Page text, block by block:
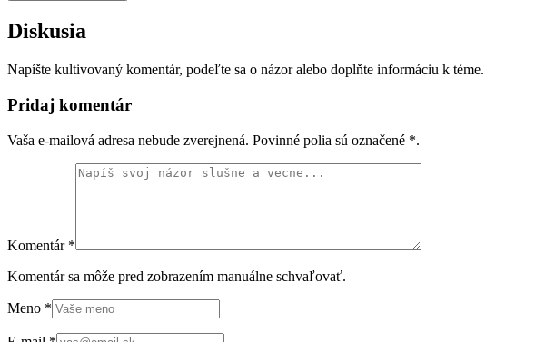
Diskusia
Napíšte kultivovaný komentár, podeľte sa o názor alebo doplňte informáciu k téme.
Pridaj komentár
Vaša e-mailová adresa nebude zverejnená. Povinné polia sú označené *.
Komentár *
Komentár sa môže pred zobrazením manuálne schvaľovať.
Meno *